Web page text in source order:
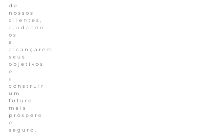
de
nossos
clientes,
ajudando-
os
a
alcançarem
seus
objetivos
e
a
construir
um
futuro
mais
próspero
e
seguro.